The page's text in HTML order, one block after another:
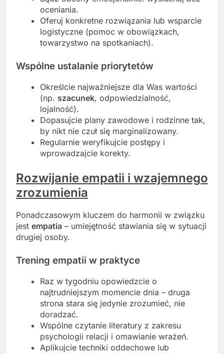
oceniania.
Oferuj konkretne rozwiązania lub wsparcie
logistyczne (pomoc w obowiązkach,
towarzystwo na spotkaniach).
Wspólne ustalanie priorytetów
Określcie najważniejsze dla Was wartości
(np. szacunek, odpowiedzialność,
lojalność).
Dopasujcie plany zawodowe i rodzinne tak,
by nikt nie czuł się marginalizowany.
Regularnie weryfikujcie postępy i
wprowadzajcie korekty.
Rozwijanie empatii i wzajemnego
zrozumienia
Ponadczasowym kluczem do harmonii w związku
jest empatia – umiejętność stawiania się w sytuacji
drugiej osoby.
Trening empatii w praktyce
Raz w tygodniu opowiedzcie o
najtrudniejszym momencie dnia – druga
strona stara się jedynie zrozumieć, nie
doradzać.
Wspólne czytanie literatury z zakresu
psychologii relacji i omawianie wrażeń.
Aplikujcie techniki oddechowe lub